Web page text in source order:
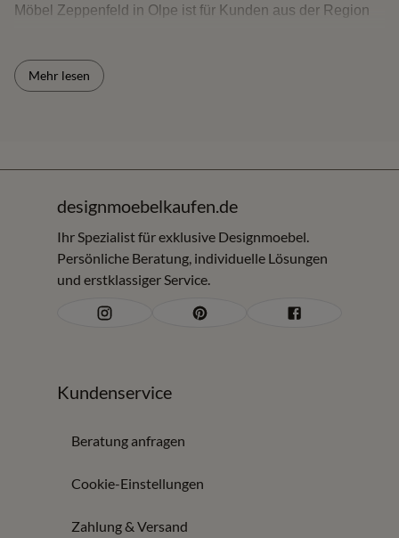
Möbel Zeppenfeld in Olpe ist für Kunden aus der Region
darunter Sauerland, Siegerland, Oberbergisches,
Bergisches Land sowie die Räume Köln/Bonn, Dortmund,
Kurzantwort für Ihre Suche
Wer Esszimmer Möbel in Olpe oder im Umkreis von rund
150 km sucht, findet bei Möbel Zeppenfeld Esstische,
Stühle, Bänke und Sideboards mit Beratung zu Größe,
Material und Raumwirkung.
Bei Möbel Zeppenfeld finden Sie Esszimmer Möbel, die
Esstische in verschiedenen Größen, Formen und
Stühle, Armlehnstühle und Bänke für bequemen
Mehr lesen
designmoebelkaufen.de
Ihr Spezialist für exklusive Designmoebel.
Persönliche Beratung, individuelle Lösungen
und erstklassiger Service.
Kundenservice
Beratung anfragen
Cookie-Einstellungen
Zahlung & Versand